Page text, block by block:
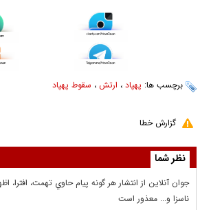
برچسب ها: پهپاد‌ ، ارتش ، سقوط پهپاد
گزارش خطا
نظر شما
جوان آنلاين از انتشار هر گونه پيام حاوي تهمت، افترا،
ناسزا و... معذور است